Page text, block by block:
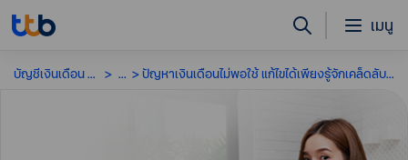
เมนู
บัญชีเงินเดือน ทีทีบี ... ปัญหาเงินเดือนไม่พอใช้ แก้ไขได้เพียงรู้จักเคล็ดลับบริหารเงิน